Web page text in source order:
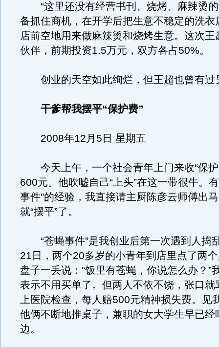
“这里还没有经营书刊、烧烤、麻辣烫的
备抓住商机，在开学后把生意不稳定的洗衣
店前空地用来做麻辣烫和烧烤生意。这次王
伙伴，前期投资1.5万元，双方各占50%。
创业的天空如此绚烂，但王超也曾有过
干爹帮我摆平“保护费”
2008年12月5日 星期五
今天上午，一个社会青年上门来收“保护
600元。他吹嘘自己“上头”在这一带很牛。
事件”的经验，我直接请主厨陈彦云师傅出
就“摆平”了。
“苍蝇事件”是我创业后第一次遇到人捣
21日，两个20多岁的小青年到店里点了两
盘子一丢说：“饭里有苍蝇，你说怎么办？”
表示不用买单了。但两人不依不饶，张口就
上医院检查，每人赔500元精神损失费。见
他俩不断地推桌子，兼职的女大学生早已经
边。